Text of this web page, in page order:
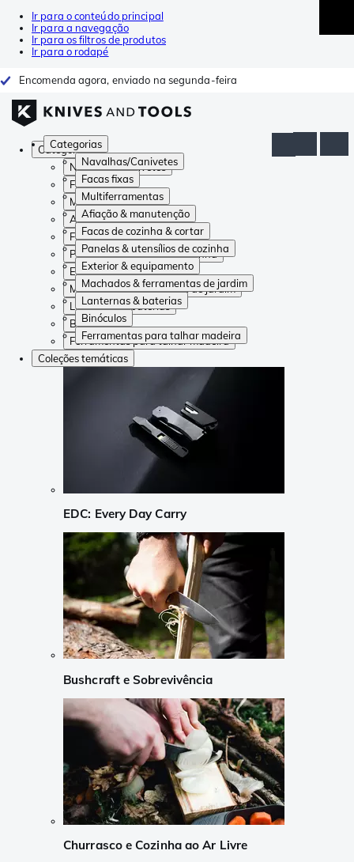
Ir para o conteúdo principal
Ir para a navegação
Ir para os filtros de produtos
Ir para o rodapé
Encomenda agora, enviado na segunda-feira
Categorias
Navalhas/Canivetes
Facas fixas
Multiferramentas
Afiação & manutenção
Facas de cozinha & cortar
Panelas & utensílios de cozinha
Exterior & equipamento
Machados & ferramentas de jardim
Lanternas & baterias
Binóculos
Ferramentas para talhar madeira
Categorias
Navalhas/Canivetes
Facas fixas
Multiferramentas
Afiação & manutenção
Facas de cozinha & cortar
Panelas & utensílios de cozinha
Exterior & equipamento
Machados & ferramentas de jardim
Lanternas & baterias
Binóculos
Ferramentas para talhar madeira
Coleções temáticas
EDC: Every Day Carry
Bushcraft e Sobrevivência
Churrasco e Cozinha ao Ar Livre